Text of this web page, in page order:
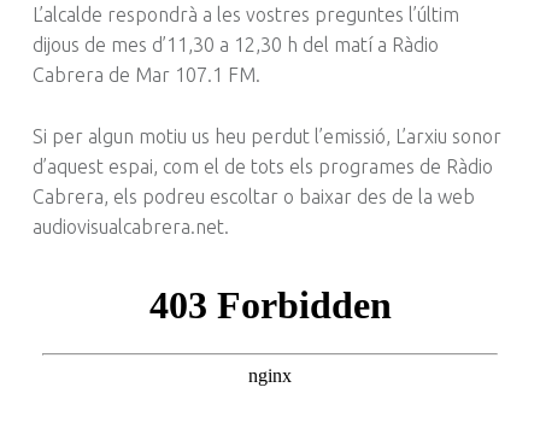
L’alcalde respondrà a les vostres preguntes l’últim
dijous de mes d’11,30 a 12,30 h del matí a Ràdio
Cabrera de Mar 107.1 FM.
Si per algun motiu us heu perdut l’emissió, L’arxiu sonor
d’aquest espai, com el de tots els programes de Ràdio
Cabrera, els podreu escoltar o baixar des de la web
audiovisualcabrera.net.